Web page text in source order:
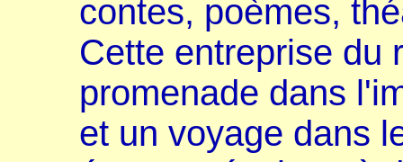
contes, poèmes,
Cette entreprise du
promenade dans
et un voyage dans